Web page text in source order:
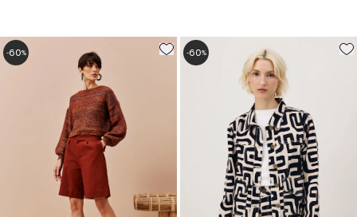
-60% -60%